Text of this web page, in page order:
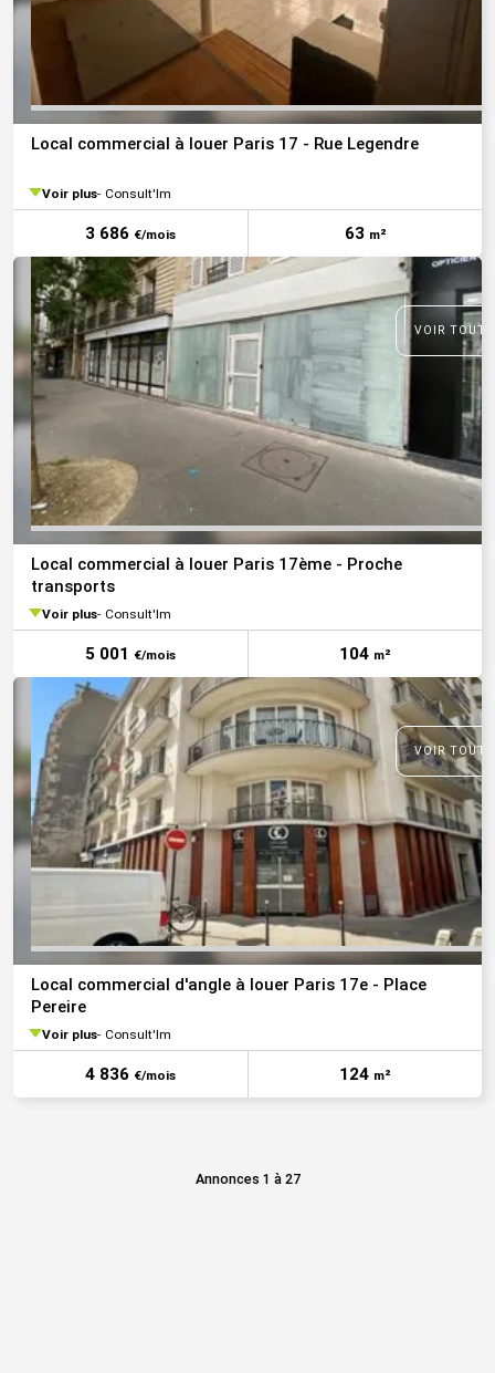
Local commercial à louer Paris 17 - Rue Legendre
Voir plus Consult'Im
3 686 €/mois 63 m²
VOIR
Local commercial à louer Paris 17ème - Proche
transports
Voir plus Consult'Im
5 001 €/mois 104 m²
VOIR
Local commercial d'angle à louer Paris 17e - Place
Pereire
Voir plus Consult'Im
4 836 €/mois 124 m²
Annonces 1 à 27